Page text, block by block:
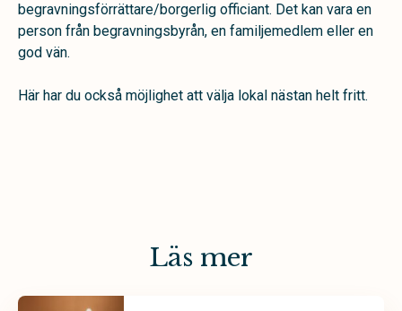
begravningsförrättare/borgerlig officiant. Det kan vara en
person från begravningsbyrån, en familjemedlem eller en
god vän.
Här har du också möjlighet att välja lokal nästan helt fritt.
Läs mer